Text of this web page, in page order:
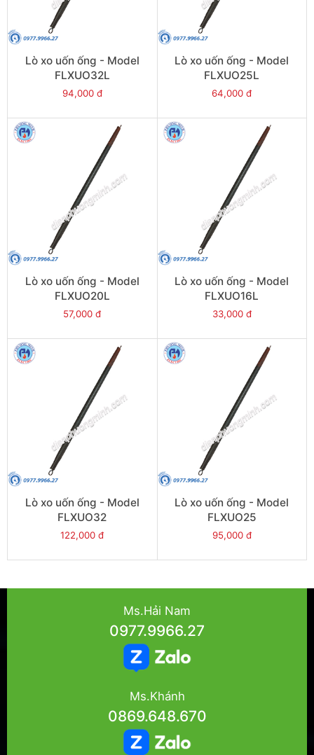
Lò xo uốn ống - Model
FLXUO32L
94,000 đ
Lò xo uốn ống - Model
FLXUO25L
64,000 đ
Lò xo uốn ống - Model
FLXUO20L
57,000 đ
Lò xo uốn ống - Model
FLXUO16L
33,000 đ
Lò xo uốn ống - Model
FLXUO32
122,000 đ
Lò xo uốn ống - Model
FLXUO25
95,000 đ
Ms.Hải Nam
0977.9966.27
Ms.Khánh
0869.648.670